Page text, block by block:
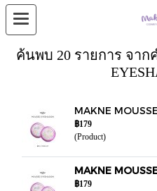
ค้นพบ 20 รายการ จาก
MAKNE
฿179
(Product)
MAKNE
฿179